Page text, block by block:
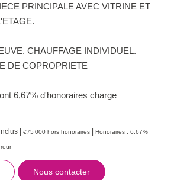
PRINCIPALE AVEC VITRINE ET
CHAUFFAGE INDIVIDUEL.
DE COPROPRIETE
6,67% d'honoraires charge
| €75 000 hors honoraires | Honoraires : 6.67%
Nous contacter